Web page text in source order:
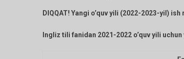
DIQQAT! Yangi o’quv yili (2022-2023-yil) ish
Ingliz tili fanidan 2021-2022 o’quv yili